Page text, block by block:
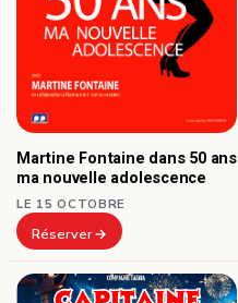
Martine Fontaine dans 50 ans
ma nouvelle adolescence
LE 15 OCTOBRE
Réserver